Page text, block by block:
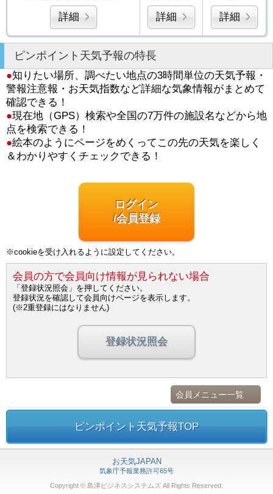
詳細 詳細 詳細
ピンポイント天気予報の特長
●知りたい場所、調べたい地点の3時間単位の天気予報・
警報注意報・お天気指数など詳細な気象情報がまとめて
確認できる！
●現在地（GPS）検索や全国の7万件の施設名などから地
点を検索できる！
●絵本のようにページをめくってこの先の天気を楽しく
＆わかりやすくチェックできる！
ログイン
/会員登録
※cookieを受け入れるように設定してください。
会員の方で会員向け情報が見られない場合
「登録状況照会」を押してください。
登録状況を確認して会員向けページを表示します。
(※2重登録にはなりません)
登録状況照会
会員メニュー一覧
ピンポイント天気予報TOP
お天気JAPAN
気象庁予報業務許可65号
Copyright © 島津ビジネスシステムズ All Rights Reserved.